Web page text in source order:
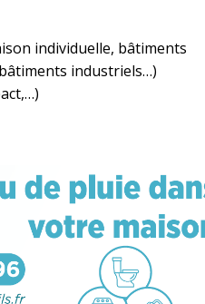
individuelle, bâtiments
industriels…)